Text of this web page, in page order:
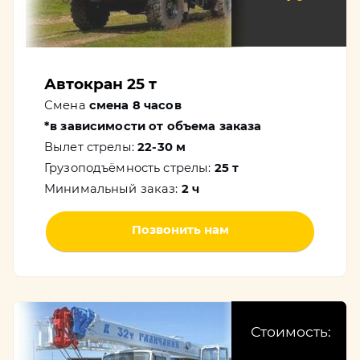
Автокран 25 т
Смена смена 8 часов
*в зависимости от объема заказа
Вылет стрелы:22-30 м
Грузоподъёмность стрелы: 25 т
Минимальный заказ: 2 ч
Позвонить нам
Стоимость: